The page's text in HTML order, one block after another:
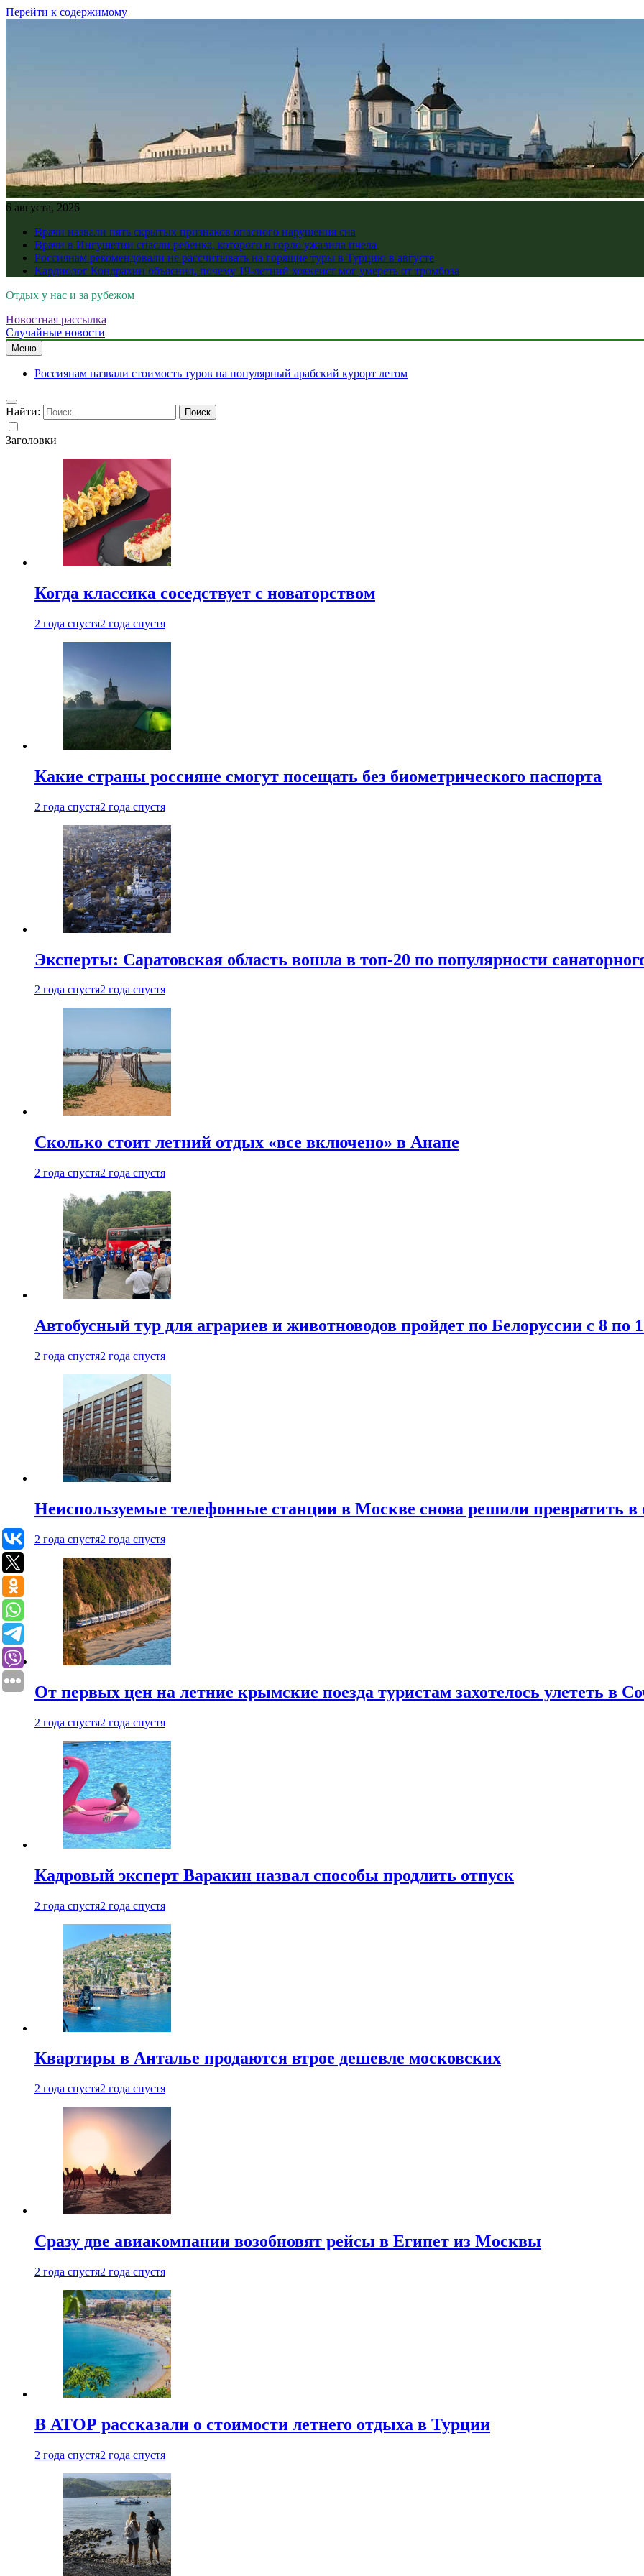
Перейти к содержимому
6 августа, 2026
Врачи назвали пять скрытых признаков опасного нарушения сна
Врачи в Ингушетии спасли ребенка, которого в горло ужалила пчела
Россиянам рекомендовали не рассчитывать на горящие туры в Турцию в августе
Кардиолог Кондрахин объяснил, почему 19-летний хоккеист мог умереть от тромбоза
Отдых у нас и за рубежом
Новостная рассылка
Случайные новости
Меню
Россиянам назвали стоимость туров на популярный арабский курорт летом
Найти:
Заголовки
Когда классика соседствует с новаторством
2 года спустя2 года спустя
Какие страны россияне смогут посещать без биометрического паспорта
2 года спустя2 года спустя
Эксперты: Саратовская область вошла в топ-20 по популярности
2 года спустя2 года спустя
Сколько стоит летний отдых «все включено» в Анапе
2 года спустя2 года спустя
Автобусный тур для аграриев и животноводов пройдет по Белоруссии с 8 по
2 года спустя2 года спустя
Неиспользуемые телефонные станции в Москве снова решили превратить в
2 года спустя2 года спустя
От первых цен на летние крымские поезда туристам захотелось улететь в
2 года спустя2 года спустя
Кадровый эксперт Варакин назвал способы продлить отпуск
2 года спустя2 года спустя
Квартиры в Анталье продаются втрое дешевле московских
2 года спустя2 года спустя
Сразу две авиакомпании возобновят рейсы в Египет из Москвы
2 года спустя2 года спустя
В АТОР рассказали о стоимости летнего отдыха в Турции
2 года спустя2 года спустя